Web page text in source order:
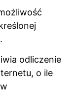
odliczenie
o ile